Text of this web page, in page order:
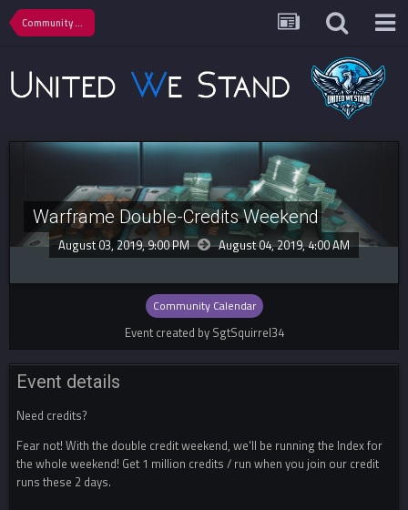
Community Calendar
Warframe Double-Credits Weekend
August 03, 2019, 9:00 PM August 04, 2019,4:00 AM
Community Calendar
Event created by SgtSquirrel34
Event details
Need credits?
Fear not! With the double credit weekend, we'll be running the Index for
the whole weekend! Get 1 million credits / run when you join our credit
runs these 2 days.